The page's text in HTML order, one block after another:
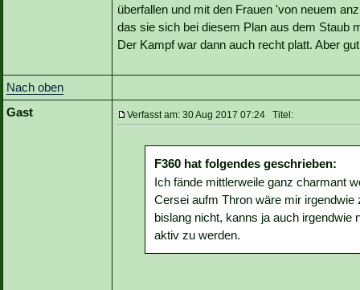
überfallen und mit den Frauen 'von neuem
das sie sich bei diesem Plan aus dem Staub
Der Kampf war dann auch recht platt. Aber
Nach oben
Gast
Verfasst am: 30 Aug 2017 07:24 Titel:
F360 hat folgendes geschrieben:
Ich fände mittlerweile ganz charmant
Cersei aufm Thron wäre mir
bislang nicht, kanns ja auch irgendwie
aktiv zu werden.